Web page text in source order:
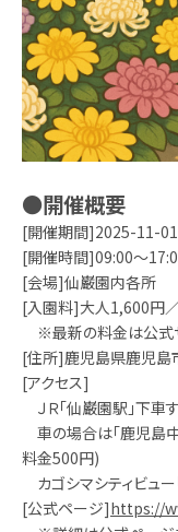
●開催概要
[開催期間]2025-11-
[開催時間]09:00～
[会場]仙巌園内各所
[入園料]大人1,600円
※最新の料金は公式
[住所]鹿児島県鹿児島
[アクセス]
ＪＲ「仙巌園駅」下車す
車の場合は「鹿児島
料金500円)
カゴシマシティビュ
[公式ページ]https://